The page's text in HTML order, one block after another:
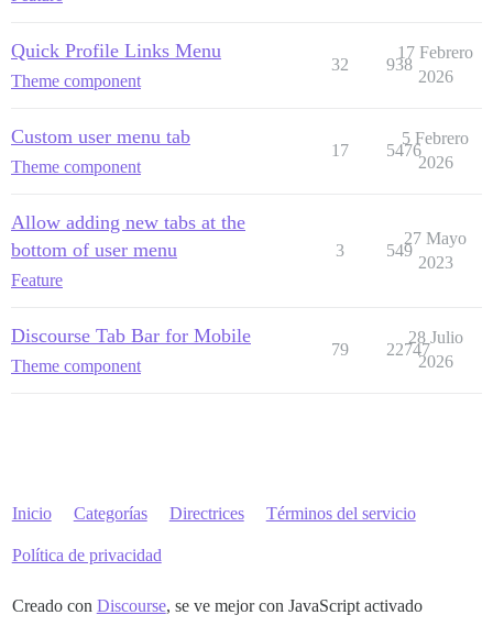
Quick Profile Links Menu
Theme component
32 938
17 Febrero
2026
Custom user menu tab
Theme component
17 5476
5 Febrero
2026
Allow adding new tabs at the
bottom of user menu
Feature
3 549
27 Mayo
2023
Discourse Tab Bar for Mobile
Theme component
79 22747
28 Julio
2026
Inicio Categorías Directrices Términos del servicio
Política de privacidad
Creado con Discourse, se ve mejor con JavaScript activado